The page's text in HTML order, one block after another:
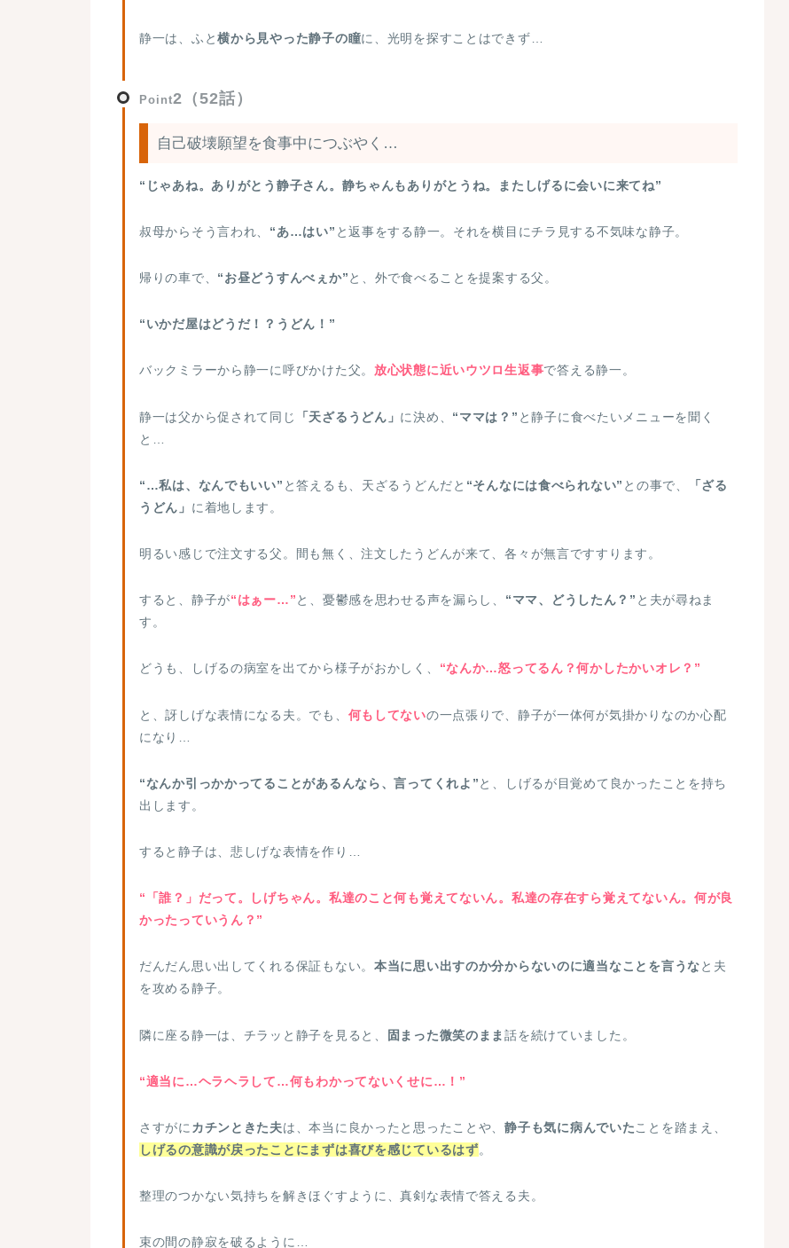
静一は、ふと横から見やった静子の瞳に、光明を探すことはできず…
Point2（52話）
自己破壊願望を食事中につぶやく…
“じゃあね。ありがとう静子さん。静ちゃんもありがとうね。またしげるに会いに来てね”
叔母からそう言われ、 “あ…はい” と返事をする静一。それを横目にチラ見する不気味な静子。
帰りの車で、 “お昼どうすんべぇか”と、外で食べることを提案する父。
“いかだ屋はどうだ！？うどん！”
バックミラーから静一に呼びかけた父。 放心状態に近いウツロ生返事で答える静一。
静一は父から促されて同じ 「天ざるうどん」 に決め、 “ママは？” と静子に食べたいメニューを聞く
と…
“…私は、なんでもいい” と答えるも、天ざるうどんだと “そんなには食べられない” との事で、
「ざる
うどん」 に着地します。
明るい感じで注文する父。間も無く、注文したうどんが来て、各々が無言ですすります。
すると、静子が“はぁー…”と、憂鬱感を思わせる声を漏らし、 “ママ、どうしたん？” と夫が尋ねま
す。
どうも、しげるの病室を出てから様子がおかしく、 “なんか…怒ってるん？何かしたかいオレ？”
と、訝しげな表情になる夫。でも、 何もしてないの一点張りで、静子が一体何が気掛かりなのか心配
になり…
“なんか引っかかってることがあるんなら、言ってくれよ”と、しげるが目覚めて良かったことを持ち
出します。
すると静子は、悲しげな表情を作り…
“「誰？」だって。しげちゃん。私達のこと何も覚えてないん。私達の存在すら覚えてないん。 何が良
かったっていうん？”
だんだん思い出してくれる保証もない。 本当に思い出すのか分からないのに適当なことを言うなと夫
を攻める静子。
隣に座る静一は、チラッと静子を見ると、 固まった微笑のまま話を続けていました。
“適当に…ヘラヘラして…何もわかってないくせに…！”
さすがに カチンときた夫は、本当に良かったと思ったことや、静子も気に病んでいたことを踏まえ、
しげるの意識が戻ったことにまずは喜びを感じているはず。
整理のつかない気持ちを解きほぐすように、真剣な表情で答える夫。
束の間の静寂を破るように…